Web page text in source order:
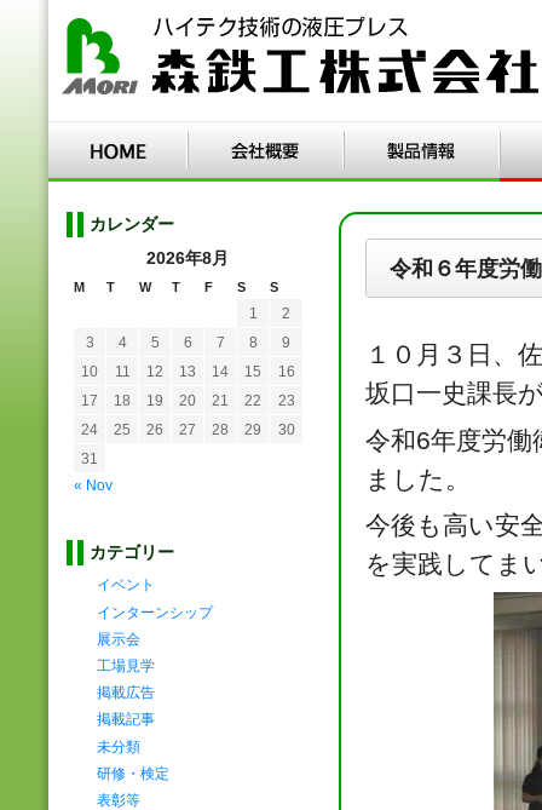
令和６年度労
１０月３日、
坂口一史課長
令和6年度労
ました。
今後も高い安
を実践してま
カレンダー
2026年8月
M T W T F S S
« Nov
1
2
3
4 5 6 7 8
9
10
11 12 13 14 15
16
17
18 19 20 21 22
23
24
25 26 27 28 29
30
31
カテゴリー
イベント
インターンシップ
展示会
工場見学
掲載広告
掲載記事
未分類
研修・検定
表彰等